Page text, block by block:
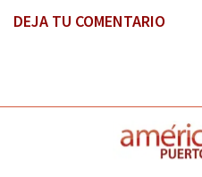
DEJA TU COMENTARIO